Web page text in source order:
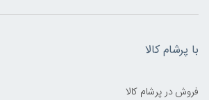
با پرشام کالا
فروش در پرشام کالا